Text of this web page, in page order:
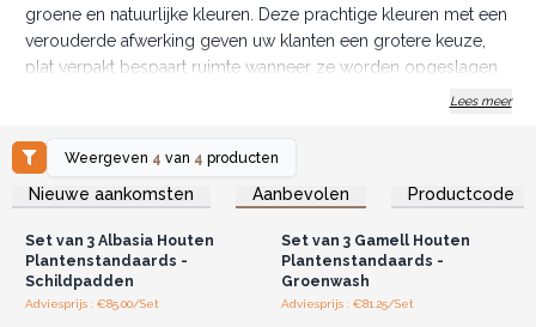
groene en natuurlijke kleuren. Deze prachtige kleuren met een
verouderde afwerking geven uw klanten een grotere keuze,
plat verpakt bespaart ruimte wanneer ze worden opgeslagen
worden gebruikt.
Laat uw klanten een kleine Indonesische plantenhoek
creëren, bestel vandaag nog!
Lees meer
Weergeven 4 van 4 producten
Nieuwe aankomsten Aanbevolen Productcode
Log in of registreer u voor
groothandelsprijzen.
Set van 3 Albasia Houten
Plantenstandaards -
Schildpadden
Adviesprijs : €85.00/Set
Log in of registreer u voor
groothandelsprijzen.
Set van 3 Gamell Houten
Plantenstandaards -
Groenwash
Adviesprijs : €81.25/Set